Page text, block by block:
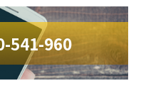
541-960